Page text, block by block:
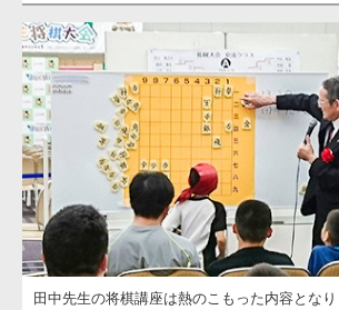
田中先生の将棋講座は熱のこもった内容となり